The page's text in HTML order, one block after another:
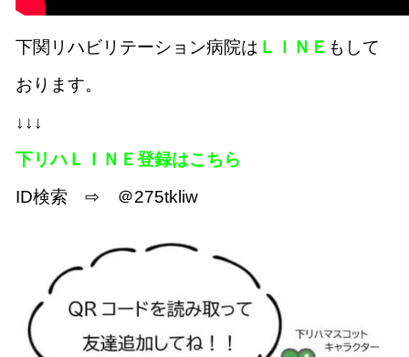
下関リハビリテーション病院は ＬＩＮＥ もして
おります。
↓↓↓
下リハＬＩＮＥ登録はこちら
ID検索 ⇨ ＠275tkliw